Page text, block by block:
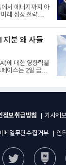
마련 전략은?
서 에너지까지 아
래 성장 전략을
지분 왜 사들
에 대한 영향력을
이스는 2일 금융
정보취급방침 기사제보
메일무단수집거부 인